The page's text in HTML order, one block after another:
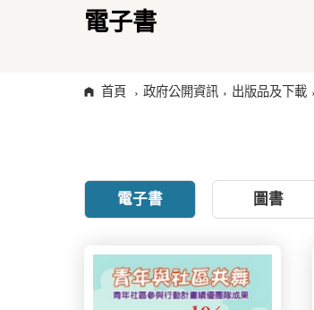
電子書
首頁 政府公開資訊 出版品及下載
電子書 圖書